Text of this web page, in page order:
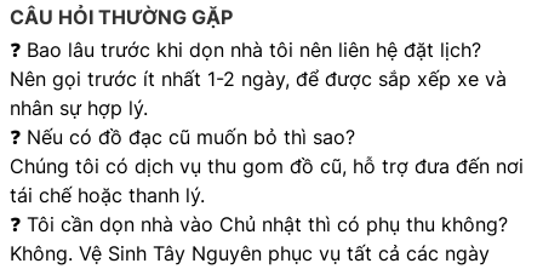
CÂU HỎI THƯỜNG GẶP
❓ Bao lâu trước khi dọn nhà tôi nên liên hệ đặt lịch?
Nên gọi trước ít nhất 1-2 ngày, để được sắp xếp xe và
nhân sự hợp lý.
❓ Nếu có đồ đạc cũ muốn bỏ thì sao?
Chúng tôi có dịch vụ thu gom đồ cũ, hỗ trợ đưa đến nơi
tái chế hoặc thanh lý.
❓ Tôi cần dọn nhà vào Chủ nhật thì có phụ thu không?
Không. Vệ Sinh Tây Nguyên phục vụ tất cả các ngày